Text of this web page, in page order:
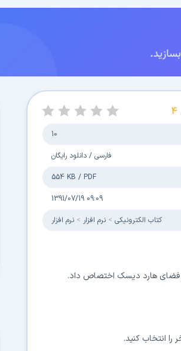
4
10
فارسی / دانلود رایگان
554 KB / PDF
1391/07/19 09:09
كتاب الكترونیکی نرم افزار نرم افزار
فضای هارد دیسک اختصاص داد.
را انتخاب کنید.